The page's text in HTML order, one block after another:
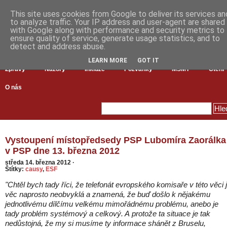
Zprávy Názory Inkluze Pozvánky MŠMT Čtení
O nás
Vystoupení místopředsedy PSP Lubomíra Zaorálka
v PSP dne 13. března 2012
středa 14. března 2012 ·
Štítky: causy, ESF
"Chtěl bych tady říci, že telefonát evropského komisaře v této věci
věc naprosto neobvyklá a znamená, že buď došlo k nějakému
jednotlivému dílčímu velkému mimořádnému problému, anebo je
tady problém systémový a celkový. A protože ta situace je tak
nedůstojná, že my si musíme ty informace shánět z Bruselu,
This site uses cookies from Google to deliver its services
to analyze traffic. Your IP address and user-agent are shared
with Google along with performance and security metrics to
ensure quality of service, generate usage statistics, and to
detect and address abuse.
LEARN MORE GOT IT